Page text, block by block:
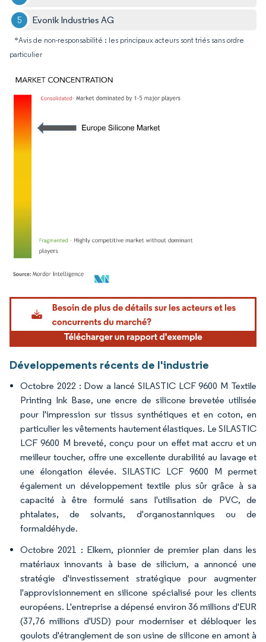
Evonik Industries AG
*Avis de non-responsabilité : les principaux acteurs sont triés sans ordre
particulier
Image © Mordor Intelligence. La réutilisation nécessite une attribution sous CC BY
Développements récents de l'industrie
Octobre 2022 : Dow a lancé SILASTIC LCF 9600 M Textile
Printing Ink Base, une encre de silicone brevetée utilisée
pour l'impression sur tissus synthétiques et en coton, en
particulier les vêtements hautement élastiques. Le SILASTIC
LCF 9600 M breveté, conçu pour un effet mat accru et un
meilleur toucher, offre une excellente durabilité au lavage et
une élongation élevée. SILASTIC LCF 9600 M permet
également un développement textile plus sûr grâce à sa
capacité à être formulé sans l'utilisation de PVC, de
phtalates, de solvants, d'organostanniques ou de
formaldéhyde.
Octobre 2021 : Elkem, pionnier de premier plan dans les
matériaux innovants à base de silicium, a annoncé une
stratégie d'investissement stratégique pour augmenter
l'approvisionnement en silicone spécialisé pour les clients
européens. L'entreprise a dépensé environ 36 millions d'EUR
(37,76 millions d'USD) pour moderniser et débloquer les
goulots d'étranglement de son usine de silicone en amont à